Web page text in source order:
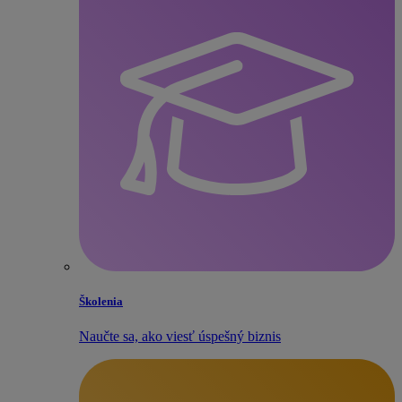
Školenia
Naučte sa, ako viesť úspešný biznis